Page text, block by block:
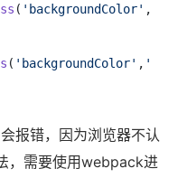
( 'backgroundColor' ,
( 'backgroundColor' , 'pink'
会报错，因为浏览器不认
，需要使用webpack进